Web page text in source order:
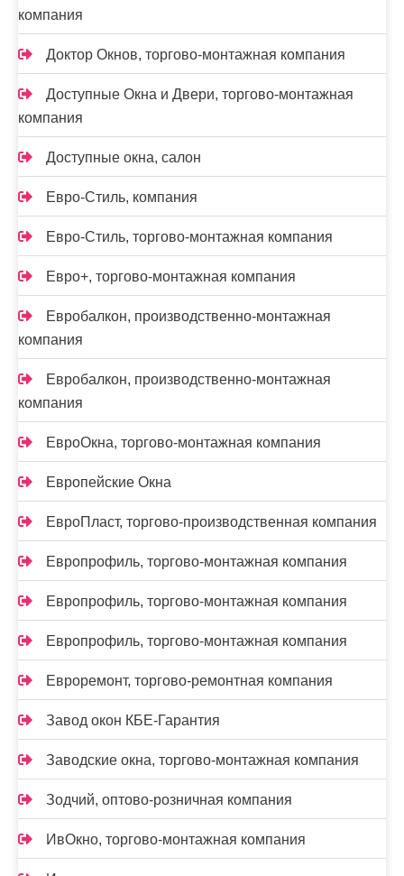
компания
Доктор Окнов, торгово-монтажная компания
Доступные Окна и Двери, торгово-монтажная
компания
Доступные окна, салон
Евро-Стиль, компания
Евро-Стиль, торгово-монтажная компания
Евро+, торгово-монтажная компания
Евробалкон, производственно-монтажная
компания
Евробалкон, производственно-монтажная
компания
ЕвроОкна, торгово-монтажная компания
Европейские Окна
ЕвроПласт, торгово-производственная компания
Европрофиль, торгово-монтажная компания
Европрофиль, торгово-монтажная компания
Европрофиль, торгово-монтажная компания
Евроремонт, торгово-ремонтная компания
Завод окон КБЕ-Гарантия
Заводские окна, торгово-монтажная компания
Зодчий, оптово-розничная компания
ИвОкно, торгово-монтажная компания